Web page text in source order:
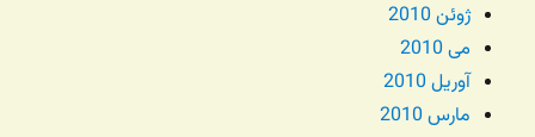
ژوئن 2010
می 2010
آوریل 2010
مارس 2010